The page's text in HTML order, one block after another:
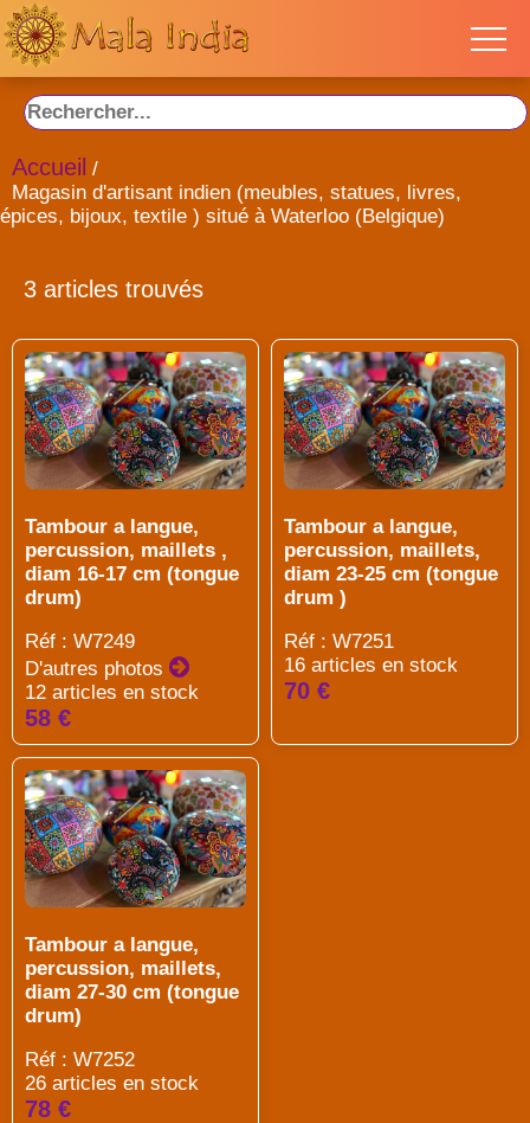
Accueil /
Magasin d'artisant indien (meubles, statues, livres,
épices, bijoux, textile ) situé à Waterloo (Belgique)
3 articles trouvés
Tambour a langue,
percussion, maillets ,
diam 16-17 cm (tongue
drum)
Réf : W7249
D'autres photos
12 articles en stock
58 €
Tambour a langue,
percussion, maillets,
diam 23-25 cm (tongue
drum )
Réf : W7251
16 articles en stock
70 €
Tambour a langue,
percussion, maillets,
diam 27-30 cm (tongue
drum)
Réf : W7252
26 articles en stock
78 €